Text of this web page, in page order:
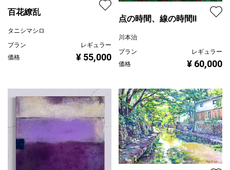
百花繚乱
タニシマシロ
プラン
レギュラー
価格
¥ 55,000
点の時間、線の時間Ⅱ
川本治
プラン
レギュラー
価格
¥ 60,000